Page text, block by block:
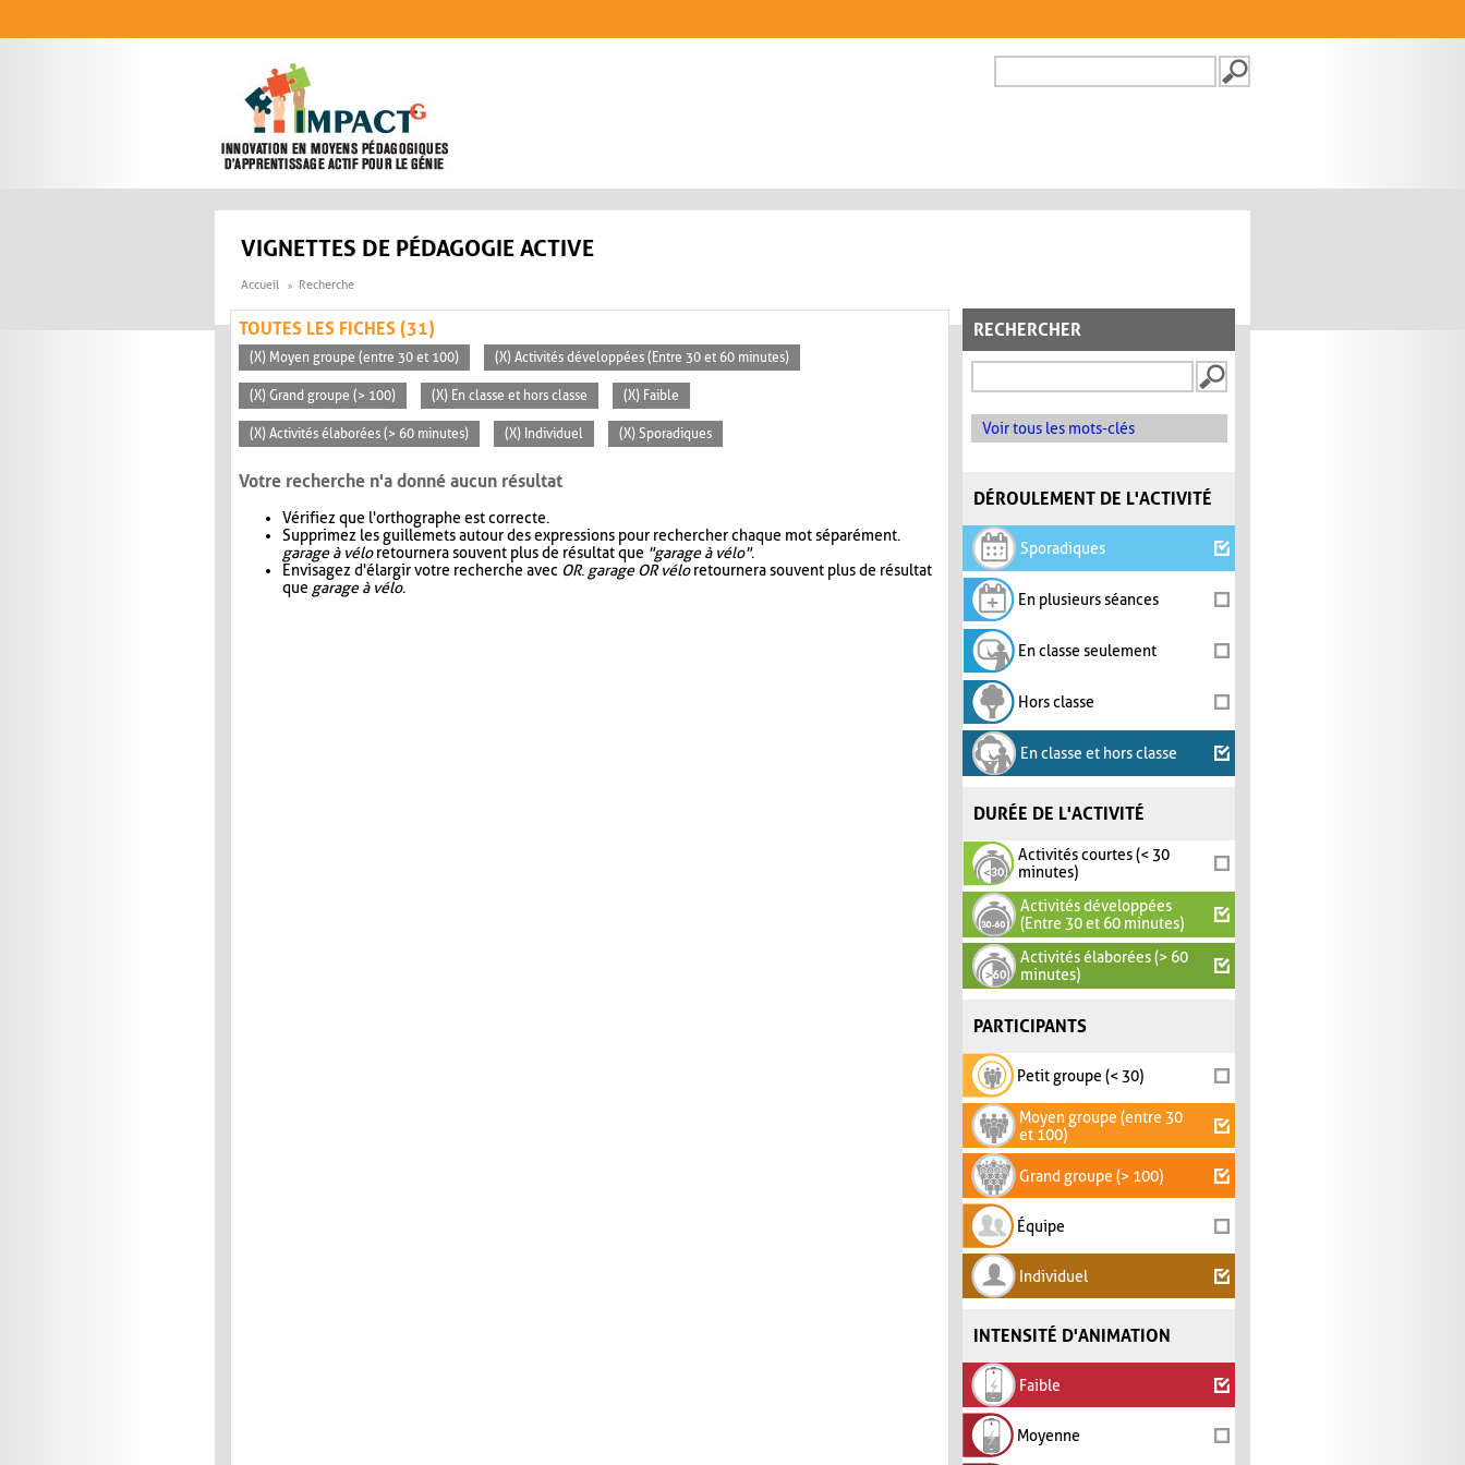
FORMULAIRE DE
VIGNETTES DE PÉDAGOGIE ACTIVE
Accueil Recherche
RECHERCHER
Voir tous les mots-clés
DÉROULEMENT DE L'ACTIVITÉ
Sporadiques
En plusieurs séances
En classe seulement
Hors classe
En classe et hors classe
DURÉE DE L'ACTIVITÉ
Activités courtes (< 30
minutes)
Activités développées
(Entre 30 et 60 minutes)
Activités élaborées (> 60
minutes)
PARTICIPANTS
Petit groupe (< 30)
Moyen groupe (entre 30
et 100)
Grand groupe (> 100)
Équipe
Individuel
INTENSITÉ D'ANIMATION
Faible
Moyenne
TOUTES LES FICHES (31)
(X) Moyen groupe (entre 30 et 100) (X) Activités développées (Entre 30 et 60 minutes)
(X) Grand groupe (> 100) (X) En classe et hors classe (X) Faible
(X) Activités élaborées (> 60 minutes) (X) Individuel (X) Sporadiques
Votre recherche n'a donné aucun résultat
Vérifiez que l'orthographe est correcte.
Supprimez les guillemets autour des expressions pour rechercher chaque mot séparément.
garage à véloretournera souvent plus de résultat que "garage à vélo".
Envisagez d'élargir votre recherche avec OR. garage OR véloretournera souvent plus de résultat
que garage à vélo.